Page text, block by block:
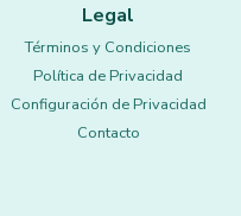
Legal
Términos y Condiciones
Política de Privacidad
Configuración de Privacidad
Contacto